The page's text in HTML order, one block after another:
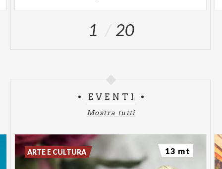
1 20
EVENTI
Mostra tutti
ARTE E CULTURA 13 mt